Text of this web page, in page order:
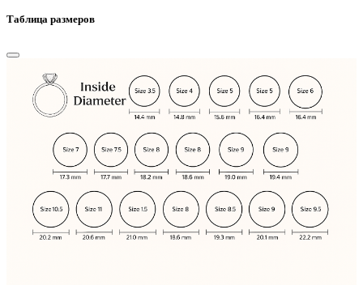
Таблица размеров